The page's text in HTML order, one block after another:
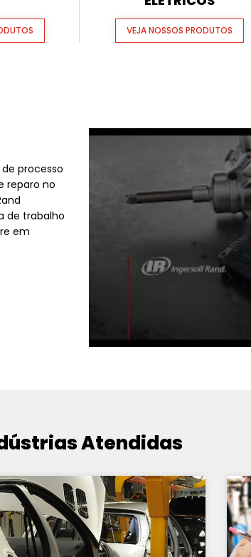
VEJA NOSSOS PRODUTOS
processo
reparo no
de trabalho
em
Atendidas